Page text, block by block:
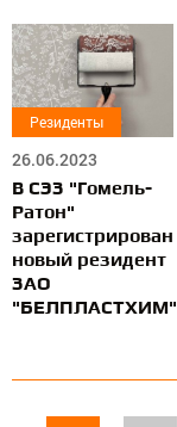
Резиденты
26.06.2023
В СЭЗ "Гомель-
Ратон"
зарегистрирован
новый резидент
ЗАО
"БЕЛПЛАСТХИМ"